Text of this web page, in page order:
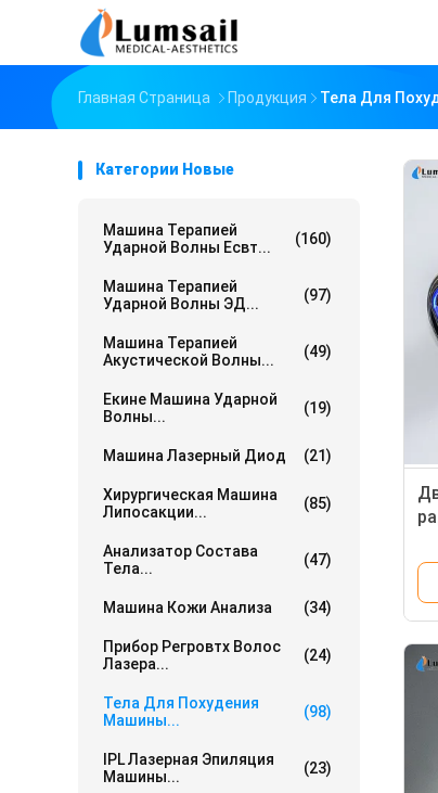
Главная Страница Продукция Тела Для
Категории Новые
Машина Терапией
Ударной Волны Есвт...
(160)
Машина Терапией
Ударной Волны ЭД...
(97)
Машина Терапией
Акустической Волны...
(49)
Екине Машина Ударной
Волны...
(19)
Машина Лазерный Диод (21)
Хирургическая Машина
Липосакции...
(85)
Анализатор Состава
Тела...
(47)
Машина Кожи Анализа (34)
Прибор Регровтх Волос
Лазера...
(24)
Тела Для Похудения
Машины...
(98)
IPL Лазерная Эпиляция
Машины...
(23)